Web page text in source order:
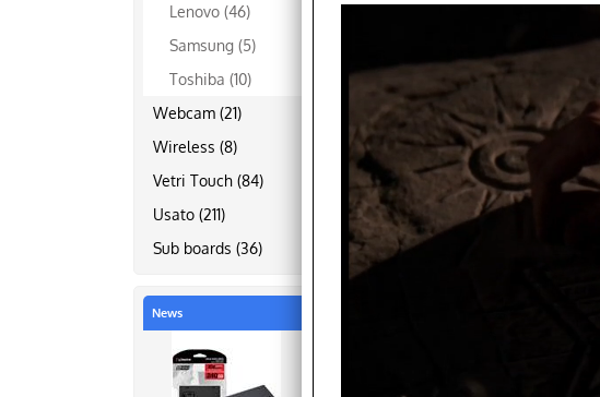
Lenovo (46)
Samsung (5)
Toshiba (10)
Webcam (21)
Wireless (8)
Vetri Touch (84)
Usato (211)
Sub boards (36)
News